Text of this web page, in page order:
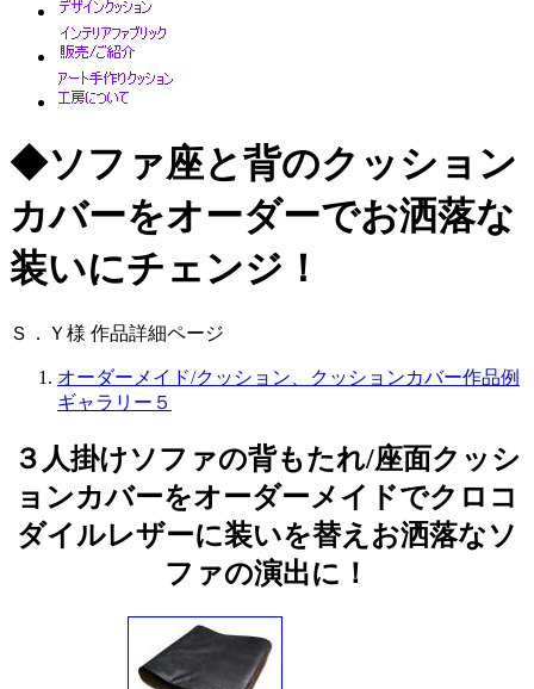
◆ソファ座と背のクッション
カバーをオーダーでお洒落な
装いにチェンジ！
Ｓ．Ｙ様 作品詳細ページ
オーダーメイド/クッション、クッションカバー作品例
ギャラリー５
３人掛けソファの背もたれ/座面クッシ
ョンカバーをオーダーメイドでクロコ
ダイルレザーに装いを替えお洒落なソ
ファの演出に！